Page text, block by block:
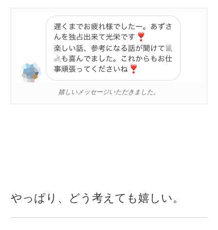
嬉しいメッセージいただきました。
やっぱり、どう考えても嬉しい。